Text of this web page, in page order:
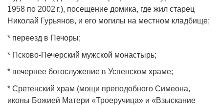
1958 по 2002 г.), посещение домика, где жил старец
Николай Гурьянов, и его могилы на местном кладбище;
* переезд в Печоры;
* Псково‑Печерский мужской монастырь;
* вечернее богослужение в Успенском храме;
* Сретенский храм (мощи преподобного Симеона,
иконы Божией Матери «Троеручица» и «Взыскание